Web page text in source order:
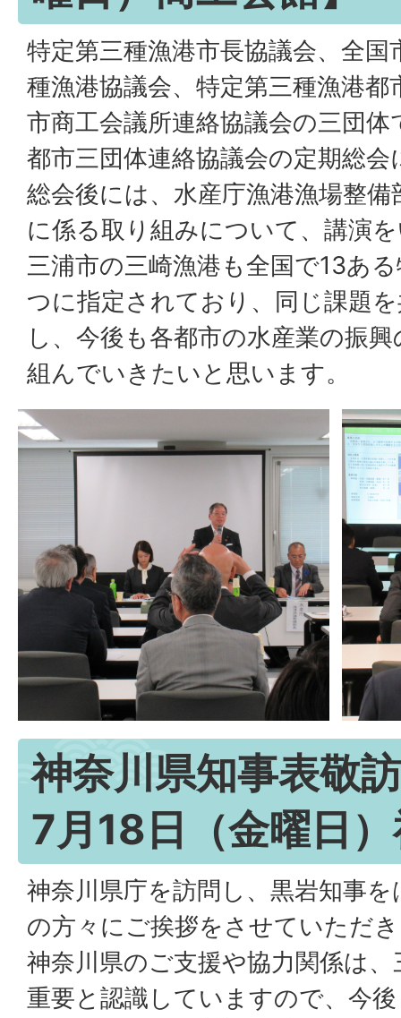
特定第三種漁港市長協議会、全国
種漁港協議会、特定第三種漁港都
市商工会議所連絡協議会の三団
都市三団体連絡協議会の定期総
総会後には、水産庁漁港漁場整
に係る取り組みについて、講演
三浦市の三崎漁港も全国で13あ
つに指定されており、同じ課題
し、今後も各都市の水産業の振
組んでいきたいと思います。
神奈川県知事表敬
7月18日（金曜日
神奈川県庁を訪問し、黒岩知事
の方々にご挨拶をさせていただ
神奈川県のご支援や協力関係は
重要と認識していますので、今